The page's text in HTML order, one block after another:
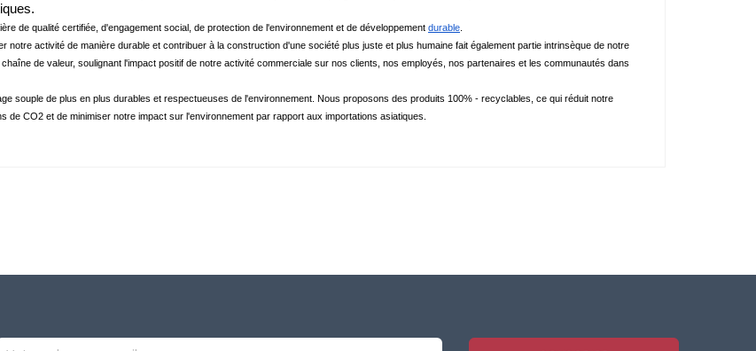
de qualité certifiée, d'engagement social, de protection de l'environnement et de développement durable
activité de manière durable et contribuer à la construction d'une société plus juste et plus humaine fait également partie intrinsèque de notre
de valeur, soulignant l'impact positif de notre activité commerciale sur nos clients, nos employés, nos partenaires et les communautés dans
souple de plus en plus durables et respectueuses de l'environnement. Nous proposons des produits 100% - recyclables, ce qui réduit notre
CO2 et de minimiser notre impact sur l'environnement par rapport aux importations asiatiques.